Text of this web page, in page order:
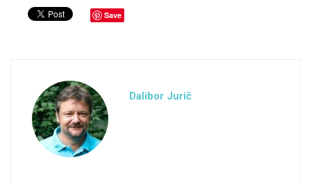
Save
Dalibor Jurič